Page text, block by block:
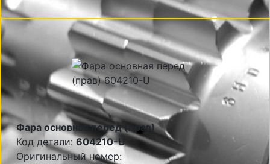
Фара основная перед (прав)
Код детали: 604210-U
Оригинальный номер: